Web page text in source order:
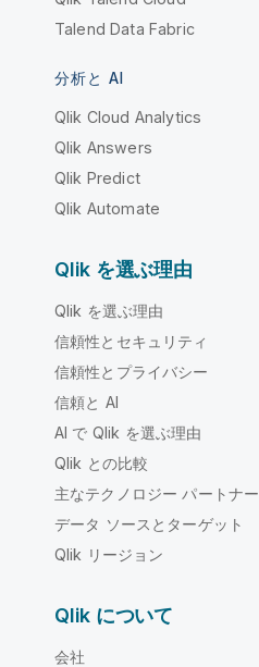
Talend Data Fabric
分析と AI
Qlik Cloud Analytics
Qlik Answers
Qlik Predict
Qlik Automate
Qlik を選ぶ理由
Qlik を選ぶ理由
信頼性とセキュリティ
信頼性とプライバシー
信頼と AI
AI で Qlik を選ぶ理由
Qlik との比較
主なテクノロジー パートナー
データ ソースとターゲット
Qlik リージョン
Qlik について
会社